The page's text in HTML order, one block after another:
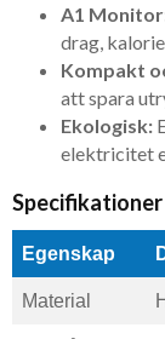
A1
drag,
Kompakt
att spara
Ekologisk:
elektricitet
Specifikationer
Egenskap
Material